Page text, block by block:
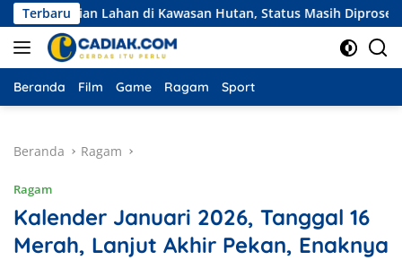
Langsung
ke
konten
Terbaru
Lahan di Kawasan Hutan, Status Masih Diproses
Beranda Film Game Ragam Sport
Beranda Ragam
Ragam
Kalender Januari 2026, Tanggal 16
Merah, Lanjut Akhir Pekan, Enaknya